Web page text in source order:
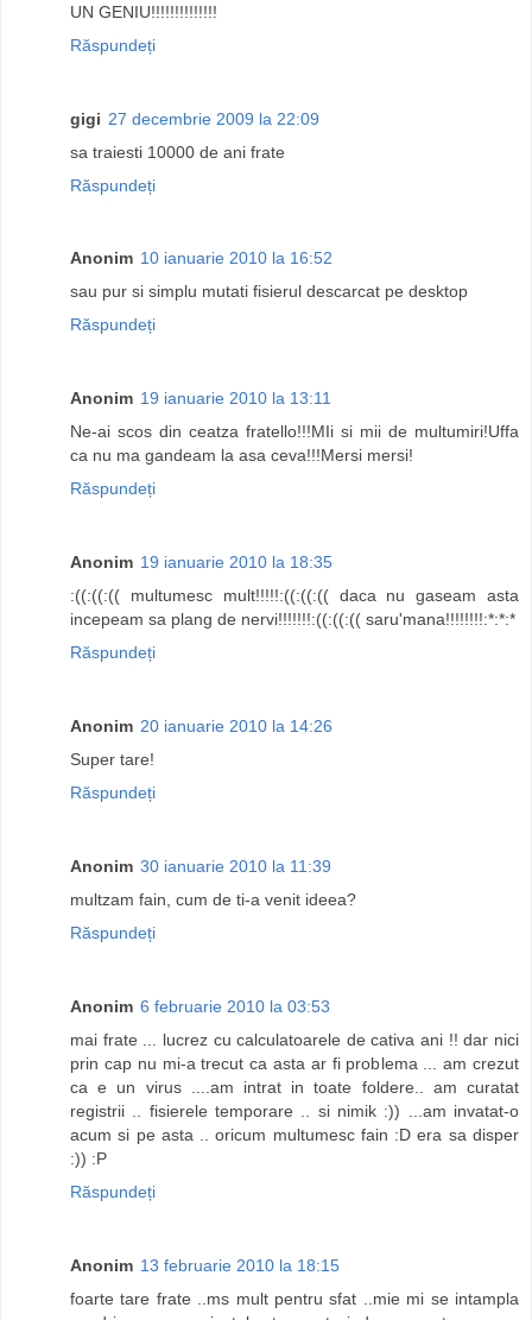
UN GENIU!!!!!!!!!!!!!!
Răspundeți
gigi 27 decembrie 2009 la 22:09
sa traiesti 10000 de ani frate
Răspundeți
Anonim 10 ianuarie 2010 la 16:52
sau pur si simplu mutati fisierul descarcat pe desktop
Răspundeți
Anonim 19 ianuarie 2010 la 13:11
Ne-ai scos din ceatza fratello!!!MIi si mii de multumiri!Uffa
ca nu ma gandeam la asa ceva!!!Mersi mersi!
Răspundeți
Anonim 19 ianuarie 2010 la 18:35
:((:((:(( multumesc mult!!!!!:((:((:(( daca nu gaseam asta
incepeam sa plang de nervi!!!!!!!:((:((:(( saru'mana!!!!!!!!:*:*:*
Răspundeți
Anonim 20 ianuarie 2010 la 14:26
Super tare!
Răspundeți
Anonim 30 ianuarie 2010 la 11:39
multzam fain, cum de ti-a venit ideea?
Răspundeți
Anonim 6 februarie 2010 la 03:53
mai frate ... lucrez cu calculatoarele de cativa ani !! dar nici
prin cap nu mi-a trecut ca asta ar fi problema ... am crezut
ca e un virus ....am intrat in toate foldere.. am curatat
registrii .. fisierele temporare .. si nimik :)) ...am invatat-o
acum si pe asta .. oricum multumesc fain :D era sa disper
:)) :P
Răspundeți
Anonim 13 februarie 2010 la 18:15
foarte tare frate ..ms mult pentru sfat ..mie mi se intampla